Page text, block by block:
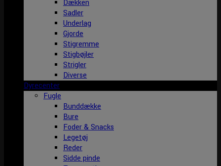
Dækken
Sadler
Underlag
Gjorde
Stigremme
Stigbøjler
Strigler
Diverse
Dyrecenter
Fugle
Bunddække
Bure
Foder & Snacks
Legetøj
Reder
Sidde pinde